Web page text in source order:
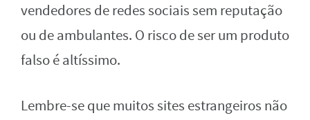
vendedores de redes sociais sem reputação
ou de ambulantes. O risco de ser um produto
falso é altíssimo.
Lembre-se que muitos sites estrangeiros não